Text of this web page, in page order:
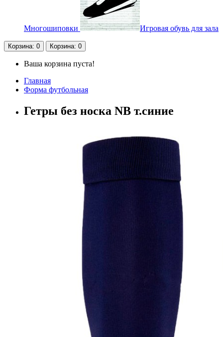
Многошиповки Игровая обувь для зала
Корзина: 0 Корзина: 0
Ваша корзина пуста!
Главная
Форма футбольная
Гетры без носка NB т.синие